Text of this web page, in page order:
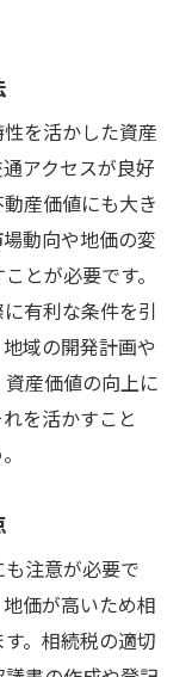
立案
ある誤解とそ
備
ブル事例とそ
の学び
性を最大限に
め方
算出法
の関連性
ノベーション
を活かした資産
アクセスが良好
産価値にも大き
動向や地価の変
とが必要です。
有利な条件を引
域の開発計画や
産価値の向上に
を活かすこと
注意が必要で
価が高いため相
。相続税の適切